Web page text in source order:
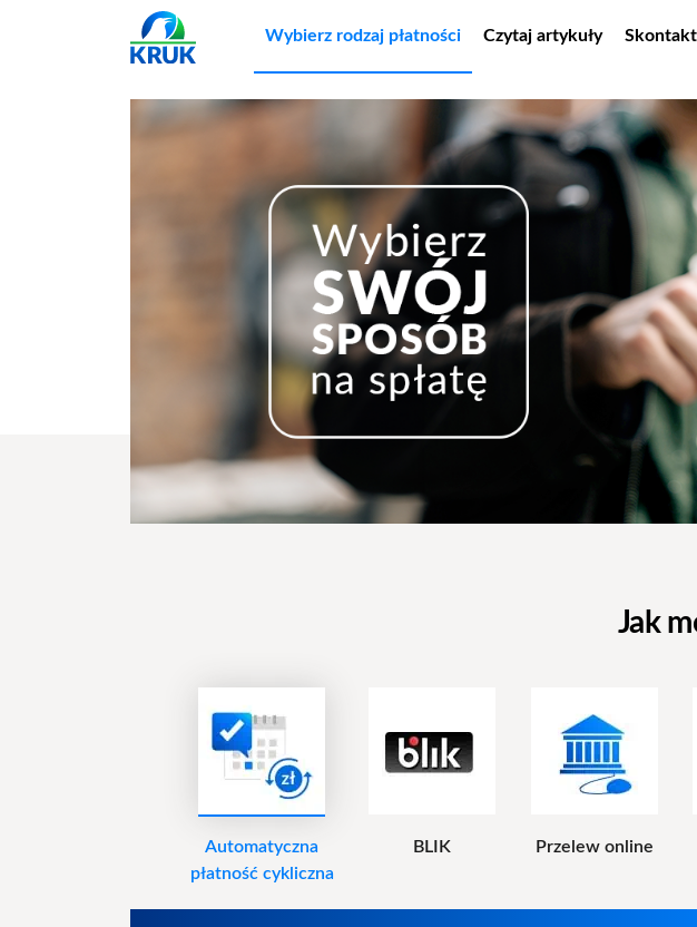
Wybierz rodzaj płatności Czytaj artykuły
Jak
Automatyczna
płatność cykliczna
BLIK Przelew online